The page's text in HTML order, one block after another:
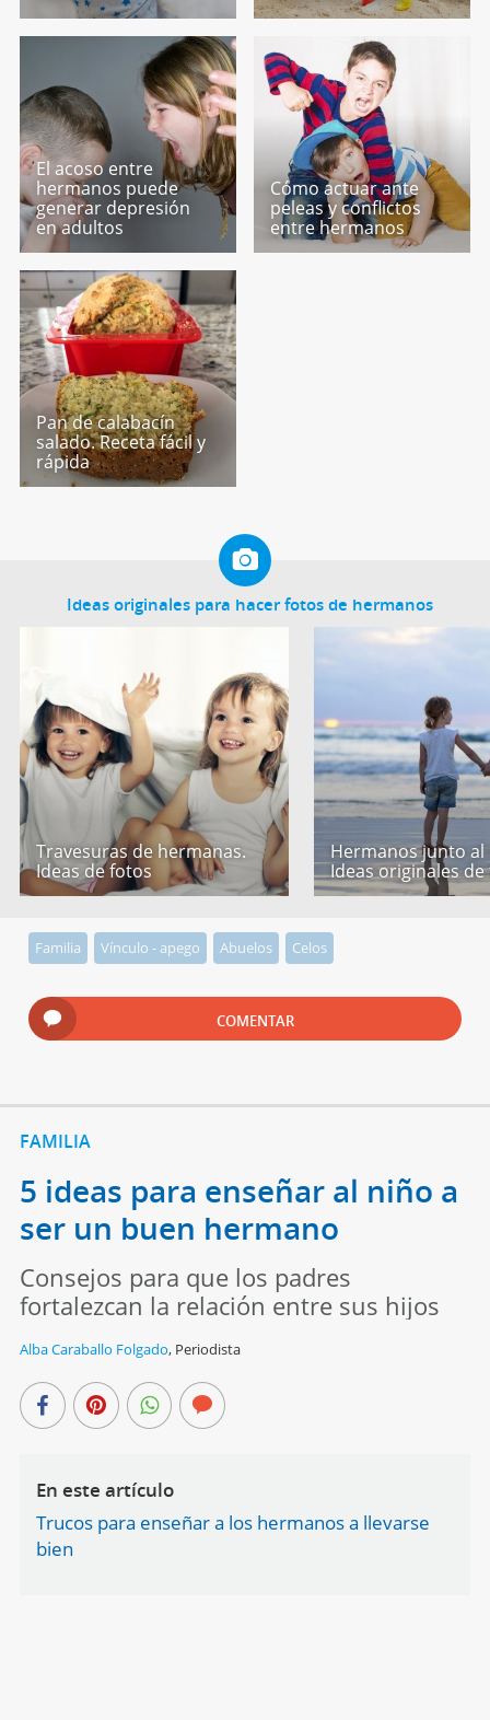
El acoso entre
hermanos puede
generar depresión
en adultos
Cómo actuar ante
peleas y conflictos
entre hermanos
Pan de calabacín
salado. Receta fácil y
rápida
Ideas originales para hacer fotos de hermanos
Travesuras de hermanas.
Ideas de fotos
Hermanos junto al
Ideas originales
Familia Vínculo - apego Abuelos Celos
COMENTAR
FAMILIA
5 ideas para enseñar al niño a
ser un buen hermano
Consejos para que los padres
fortalezcan la relación entre sus hijos
Alba Caraballo Folgado, Periodista
En este artículo
Trucos para enseñar a los hermanos a llevarse
bien